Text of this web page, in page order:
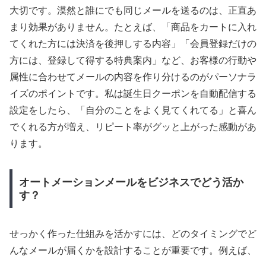
大切です。漠然と誰にでも同じメールを送るのは、正直あ
まり効果がありません。たとえば、「商品をカートに入れ
てくれた方には決済を後押しする内容」「会員登録だけの
方には、登録して得する特典案内」など、お客様の行動や
属性に合わせてメールの内容を作り分けるのがパーソナラ
イズのポイントです。私は誕生日クーポンを自動配信する
設定をしたら、「自分のことをよく見てくれてる」と喜ん
でくれる方が増え、リピート率がグッと上がった感動があ
ります。
オートメーションメールをビジネスでどう活か
す？
せっかく作った仕組みを活かすには、どのタイミングでど
んなメールが届くかを設計することが重要です。例えば、